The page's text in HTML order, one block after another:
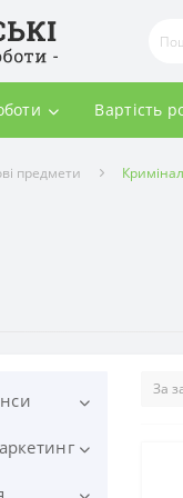
Вартість
предмети